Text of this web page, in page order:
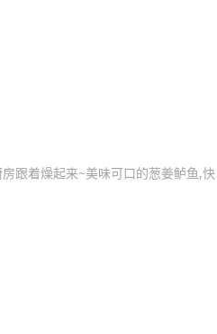
跟着燥起来~美味可口的葱姜鲈鱼,快